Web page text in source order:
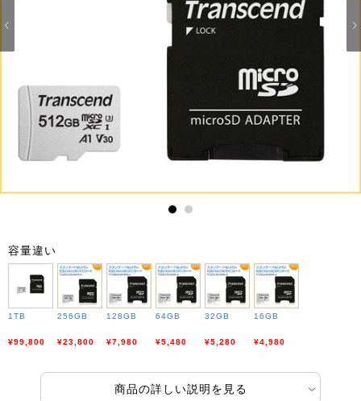
容量違い
1TB
¥99,800
256GB
¥23,800
128GB
¥7,980
64GB
¥5,480
32GB
¥5,280
16GB
¥4,980
商品の詳しい説明を見る